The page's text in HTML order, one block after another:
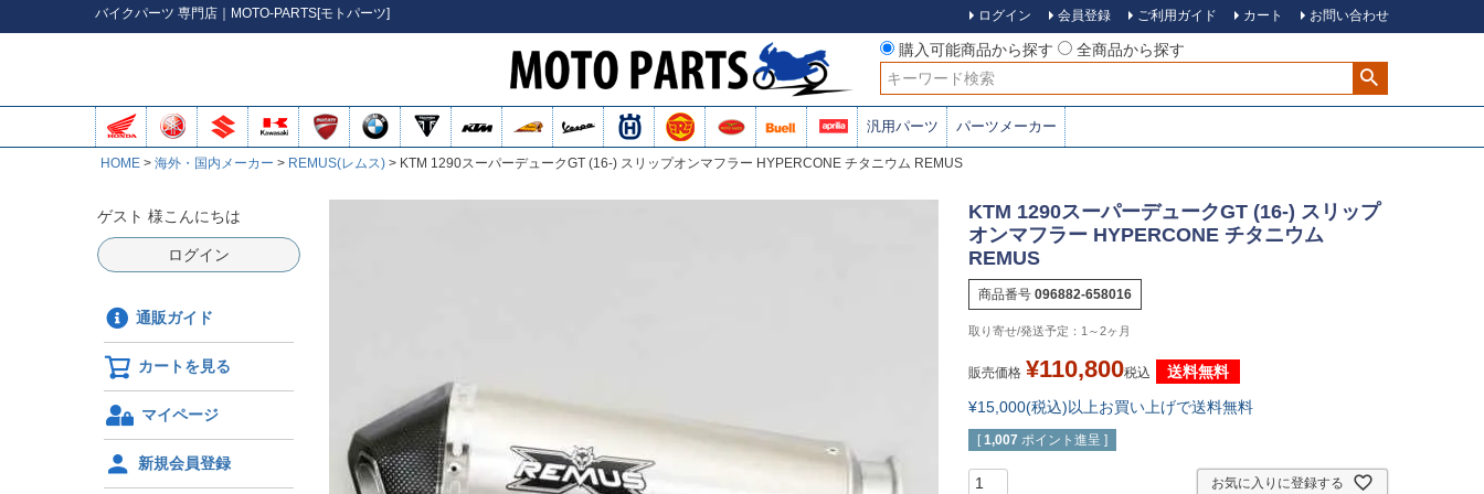
バイクパーツ 専門店｜MOTO-PARTS[モトパーツ] ログイン 会員登録 ご利用ガイド カート お問い合わせ
購入可能商品から探す
全商品から探す
検索
汎用パーツ パーツメーカー
HOME 海外・国内メーカー REMUS(レムス) KTM 1290スーパーデュークGT (16-) スリップオンマフラー HYPERCONE チタニウム REMUS
ゲスト 様こんにちは
ログイン
通販ガイド
カートを見る
マイページ
新規会員登録
KTM 1290スーパーデュークGT (16-) スリップ
オンマフラー HYPERCONE チタニウム
REMUS
商品番号 096882-658016
1～2ヶ月
販売価格 ¥110,800税込
送料無料
¥15,000(税込)以上お買い上げで送料無料
[ 1,007 ポイント進呈 ]
お気に入りに登録する